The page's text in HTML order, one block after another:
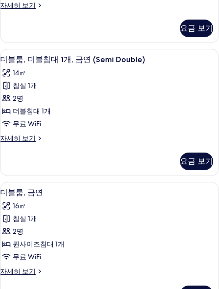
터
모
기
자세히 보기
Standard
세
히
보
기
요금 보기
더
블
룸,
더
블
침
1
금
연
(Semi
Double)
사
진
모
두
보
8
더블룸, 더블침대 1개, 금연 (Semi Double)
14㎡
침실 1개
2명
더블침대 1개
무료 WiFi
자세히 보기
더
블
침
대
개,
금
연
(Semi
Double)
자
세
히
요금 보기
더
블
룸,
금
연
사
모
8
더블룸, 금연
16㎡
침실 1개
2명
퀸사이즈침대 1개
무료 WiFi
자세히 보기
더